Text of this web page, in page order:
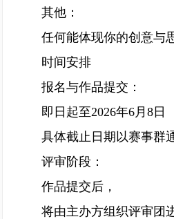
其他：
任何能体现你的创意与
时间安排
报名与作品提交：
即日起至2026年6月8日
具体截止日期以赛事群
评审阶段：
作品提交后，
将由主办方组织评审团